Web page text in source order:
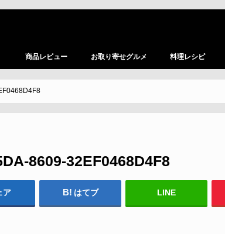
商品レビュー お取り寄せグルメ 料理レシピ
8609-32EF0468D4F8
ア はてブ LINE